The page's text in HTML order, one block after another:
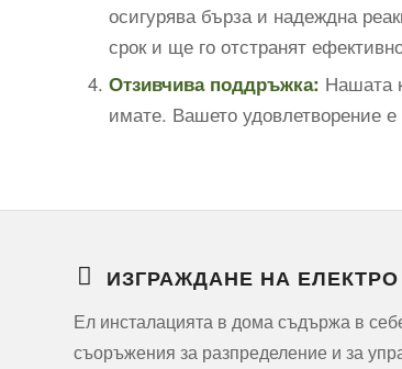
осигурява бърза и надеждна
срок и ще го отстранят
Отзивчива поддръжка: Нашата
имате. Вашето удовлетворение
ИЗГРАЖДАНЕ НА
Ел инсталацията в дома съдържа в
съоръжения за разпределение и за